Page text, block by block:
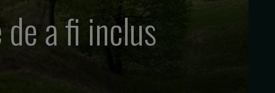
de a fi inclus